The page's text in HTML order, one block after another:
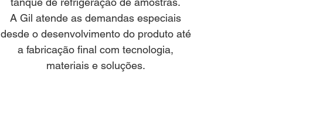
A Gil atende as demandas especiais
desde o desenvolvimento do produto até
a fabricação final com tecnologia,
materiais e soluções.